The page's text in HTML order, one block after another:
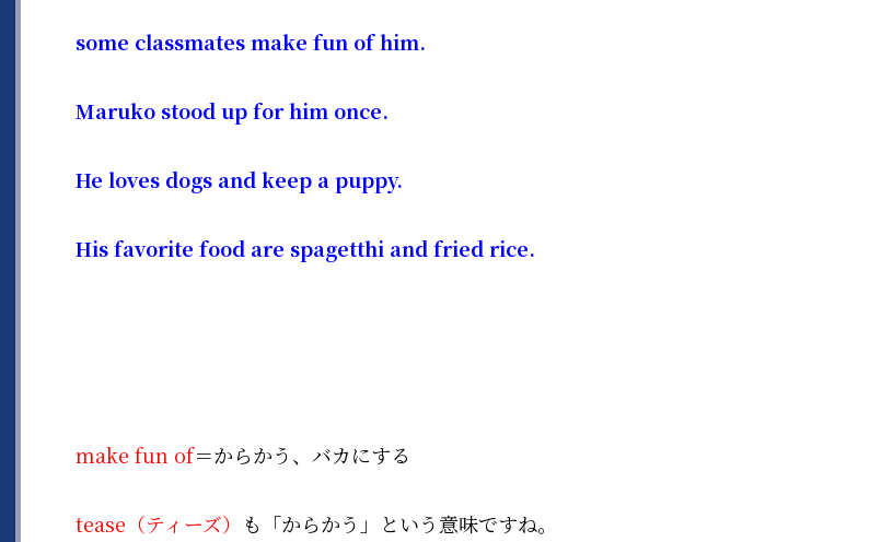
some classmates make fun of him.
Maruko stood up for him once.
He loves dogs and keep a puppy.
His favorite food are spagetthi and fried rice.
make fun of＝からかう、バカにする
tease（ティーズ） も「からかう」という意味ですね。